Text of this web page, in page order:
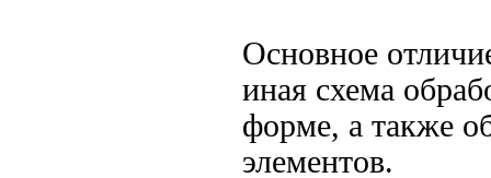
Основное
иная схема
форме, а также
элементов.